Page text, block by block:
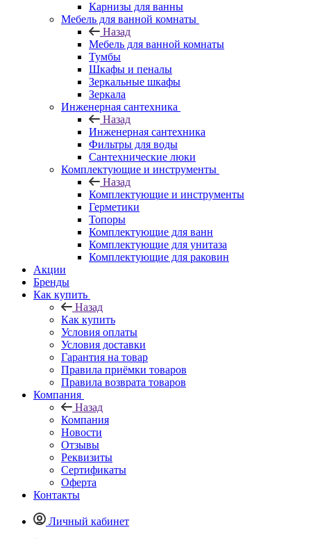
Карнизы для ванны
Мебель для ванной комнаты
Назад
Мебель для ванной комнаты
Тумбы
Шкафы и пеналы
Зеркальные шкафы
Зеркала
Инженерная сантехника
Назад
Инженерная сантехника
Фильтры для воды
Сантехнические люки
Комплектующие и инструменты
Назад
Комплектующие и инструменты
Герметики
Топоры
Комплектующие для ванн
Комплектующие для унитаза
Комплектующие для раковин
Акции
Бренды
Как купить
Назад
Как купить
Условия оплаты
Условия доставки
Гарантия на товар
Правила приёмки товаров
Правила возврата товаров
Компания
Назад
Компания
Новости
Отзывы
Реквизиты
Сертификаты
Оферта
Контакты
Личный кабинет